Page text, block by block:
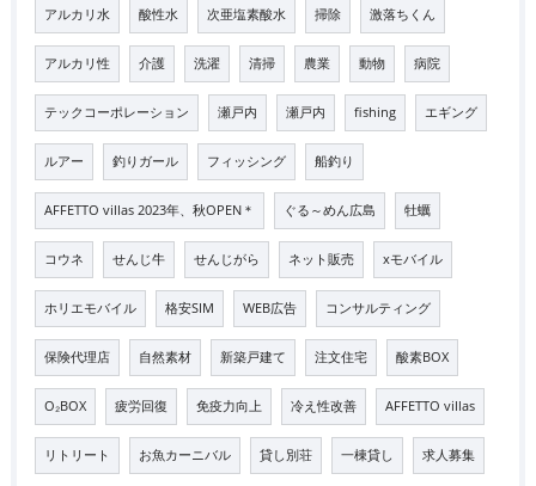
アルカリ水 酸性水 次亜塩素酸水 掃除 激落ちくん
アルカリ性 介護 洗濯 清掃 農業 動物 病院
テックコーポレーション 瀬戸内 瀬戸内 fishing エギング
ルアー 釣りガール フィッシング 船釣り
AFFETTO villas 2023年、秋OPEN＊ ぐる～めん広島 牡蠣
コウネ せんじ牛 せんじがら ネット販売 xモバイル
ホリエモバイル 格安SIM WEB広告 コンサルティング
保険代理店 自然素材 新築戸建て 注文住宅 酸素BOX
O₂BOX 疲労回復 免疫力向上 冷え性改善 AFFETTO villas
リトリート お魚カーニバル 貸し別荘 一棟貸し 求人募集